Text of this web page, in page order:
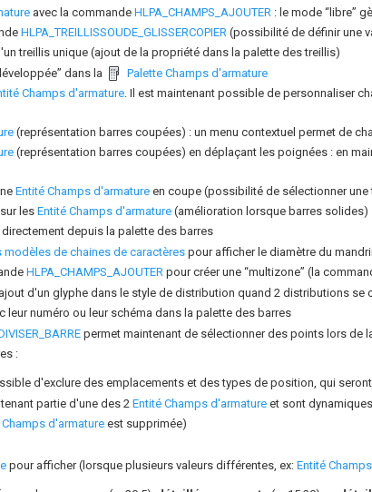
avec la commande HLPA_CHAMPS_AJOUTER : le mode “libre”
HLPA_TREILLISSOUDE_GLISSERCOPIER (possibilité de définir une
treillis unique (ajout de la propriété dans la palette des treillis)
dans la
Palette Champs d'armature
Champs d'armature. Il est maintenant possible de personnaliser
(représentation barres coupées) : un menu contextuel permet de
(représentation barres coupées) en déplaçant les poignées : en
Entité Champs d'armature en coupe (possibilité de sélectionner une
les Entité Champs d'armature (amélioration lorsque barres solides)
depuis la palette des barres
modèles de chaines de caractèrespour afficher le diamètre du
HLPA_CHAMPS_AJOUTER pour créer une “multizone” (la
d'un glyphe dans le style de distribution quand 2 distributions se
leur numéro ou leur schéma dans la palette des barres
permet maintenant de sélectionner des points lors de
:
d'exclure des emplacements et des types de position, qui
partie d'une des 2 Entité Champs d'armature et sont
Champs d'armature est supprimée)
pour afficher (lorsque plusieurs valeurs différentes, ex: Entité